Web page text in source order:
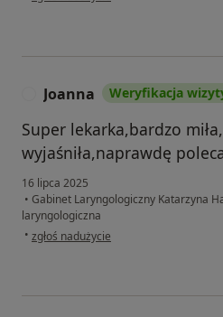
Joanna Weryfikacja
Super lekarka,bardzo
wyjaśniła,naprawdę
16 lipca 2025
• Gabinet Laryngologiczny Katarzyna
laryngologiczna
• w opinii użytkownika Joanna
zgłoś nadużycie